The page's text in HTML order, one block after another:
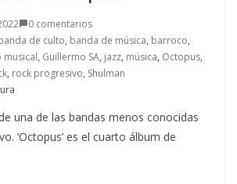
0 comentarios
de culto, banda de música, barroco,
musical, Guillermo SA, jazz, música, Octopus,
, rock progresivo, Shulman
una de las bandas menos conocidas
‘Octopus’ es el cuarto álbum de